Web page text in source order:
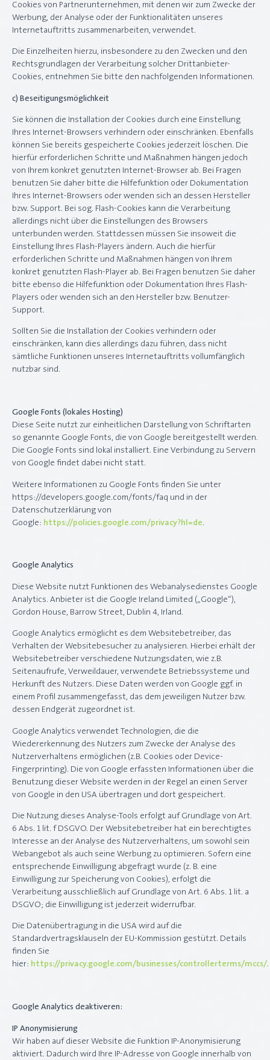
Cookies von Partnerunternehmen, mit denen wir zum Zwecke der
Werbung, der Analyse oder der Funktionalitäten unseres
Internetauftritts zusammenarbeiten, verwendet.
Die Einzelheiten hierzu, insbesondere zu den Zwecken und den
Rechtsgrundlagen der Verarbeitung solcher Drittanbieter-
Cookies, entnehmen Sie bitte den nachfolgenden Informationen.
c) Beseitigungsmöglichkeit
Sie können die Installation der Cookies durch eine Einstellung
Ihres Internet-Browsers verhindern oder einschränken. Ebenfalls
können Sie bereits gespeicherte Cookies jederzeit löschen. Die
hierfür erforderlichen Schritte und Maßnahmen hängen jedoch
von Ihrem konkret genutzten Internet-Browser ab. Bei Fragen
benutzen Sie daher bitte die Hilfefunktion oder Dokumentation
Ihres Internet-Browsers oder wenden sich an dessen Hersteller
bzw. Support. Bei sog. Flash-Cookies kann die Verarbeitung
allerdings nicht über die Einstellungen des Browsers
unterbunden werden. Stattdessen müssen Sie insoweit die
Einstellung Ihres Flash-Players ändern. Auch die hierfür
erforderlichen Schritte und Maßnahmen hängen von Ihrem
konkret genutzten Flash-Player ab. Bei Fragen benutzen Sie daher
bitte ebenso die Hilfefunktion oder Dokumentation Ihres Flash-
Players oder wenden sich an den Hersteller bzw. Benutzer-
Support.
Sollten Sie die Installation der Cookies verhindern oder
einschränken, kann dies allerdings dazu führen, dass nicht
sämtliche Funktionen unseres Internetauftritts vollumfänglich
nutzbar sind.
Google Fonts (lokales Hosting)
Diese Seite nutzt zur einheitlichen Darstellung von Schriftarten
so genannte Google Fonts, die von Google bereitgestellt werden.
Die Google Fonts sind lokal installiert. Eine Verbindung zu Servern
von Google findet dabei nicht statt.
Weitere Informationen zu Google Fonts finden Sie unter
https://developers.google.com/fonts/faq und in der
Datenschutzerklärung von
Google: https://policies.google.com/privacy?hl=de.
Google Analytics
Diese Website nutzt Funktionen des Webanalysedienstes Google
Analytics. Anbieter ist die Google Ireland Limited („Google“),
Gordon House, Barrow Street, Dublin 4, Irland.
Google Analytics ermöglicht es dem Websitebetreiber, das
Verhalten der Websitebesucher zu analysieren. Hierbei erhält der
Websitebetreiber verschiedene Nutzungsdaten, wie z.B.
Seitenaufrufe, Verweildauer, verwendete Betriebssysteme und
Herkunft des Nutzers. Diese Daten werden von Google ggf. in
einem Profil zusammengefasst, das dem jeweiligen Nutzer bzw.
dessen Endgerät zugeordnet ist.
Google Analytics verwendet Technologien, die die
Wiedererkennung des Nutzers zum Zwecke der Analyse des
Nutzerverhaltens ermöglichen (z.B. Cookies oder Device-
Fingerprinting). Die von Google erfassten Informationen über die
Benutzung dieser Website werden in der Regel an einen Server
von Google in den USA übertragen und dort gespeichert.
Die Nutzung dieses Analyse-Tools erfolgt auf Grundlage von Art.
6 Abs. 1 lit. f DSGVO. Der Websitebetreiber hat ein berechtigtes
Interesse an der Analyse des Nutzerverhaltens, um sowohl sein
Webangebot als auch seine Werbung zu optimieren. Sofern eine
entsprechende Einwilligung abgefragt wurde (z. B. eine
Einwilligung zur Speicherung von Cookies), erfolgt die
Verarbeitung ausschließlich auf Grundlage von Art. 6 Abs. 1 lit. a
DSGVO; die Einwilligung ist jederzeit widerrufbar.
Die Datenübertragung in die USA wird auf die
Standardvertragsklauseln der EU-Kommission gestützt. Details
finden Sie
hier: https://privacy.google.com/businesses/controllerterms/mccs/.
Google Analytics deaktiveren:
IP Anonymisierung
Wir haben auf dieser Website die Funktion IP-Anonymisierung
aktiviert. Dadurch wird Ihre IP-Adresse von Google innerhalb von